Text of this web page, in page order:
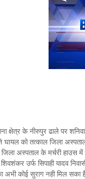
क्षेत्र के नीरुपुर ढाले पर
को तत्काल जिला
जिला अस्पताल के मर्चरी
उर्फ सिपाही यादव
अभी कोई सुराग नही मिल